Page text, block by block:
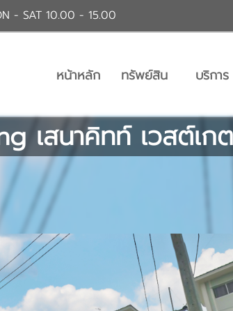
- SAT 10.00 - 15.00
หน้าหลัก ทรัพย์สิน บริการ
เสนาคิทท์ เวสต์เ